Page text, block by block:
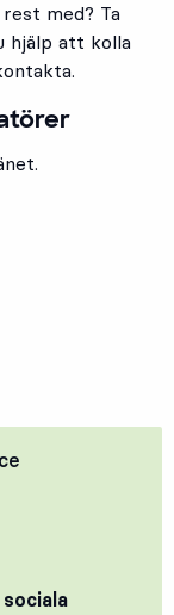
med? Ta
hjälp att kolla